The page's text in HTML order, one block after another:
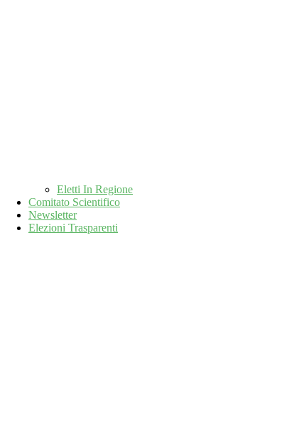
Eletti In Regione
Comitato Scientifico
Newsletter
Elezioni Trasparenti